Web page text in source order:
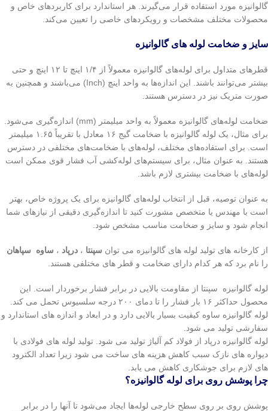
گالوانیزه مورد استفاده قرار می‌گیرند. هر استاندارد برای کاربردهای خاص و
محصولات مختلف مشخصات و رویکردهای خاصی را تعیین می‌کند.
سایز و ضخامت لوله های گالوانیزه
قطرهای متداول برای لوله‌های گالوانیزه معمولاً از ۱/۴ اینچ تا ۱۲ اینچ و حتی
بیشتر می‌توانند باشند. این اندازه‌ها به واحد اینچ (Inch) می‌باشند و همچنین به
صورت متریک نیز در دسترس هستند.
ضخامت لوله‌های گالوانیزه معمولاً به واحد میلیمتر (mm) اندازه‌گیری می‌شود.
برای مثال، یک لوله گالوانیزه با ضخامت گیج ۱۶ معادل با تقریباً ۱.۶۵ میلیمتر
است. برای استفاده‌های مختلف، لوله‌های با ضخامت‌های مختلفی در دسترس
هستند. به عنوان مثال، برای سیستم‌های لوله‌کشی آب فشار قوی ممکن است
لوله‌های با ضخامت بیشتری لازم باشد.
به عنوان توصیه، قبل از انتخاب لوله‌های گالوانیزه برای یک پروژه خاص، بهتر
است با مهندس یا متخصص مشورت کنید تا اندازه‌گیری دقیقی از نیازهای شما
انجام شود و سایز و ضخامت مناسب مشخص شود.
از کارخانه های تولید لوله های گالوانیزه می توان سپنتا ، درپاد ، ساوه
سپاهان
را نام برد که هر کدام دارای ضخامت و قطر های مختلفی هستند.
لوله گالوانیزه سپنتا از مقاومت بالایی در برابر فشار برخوردار است. این
محصول حداکثر ۱۶ بار فشار را تا دمای ۲۰۰ درجه سلسیوس تحمل می کند.
لوله گالوانیزه ساوه کیفیت بسیار بالایی دارد و در ابعاد و اندازه های استاندارد و
سفارشی تولید می شود.
لوله گالوانیزه درپاد از فولاد کم‌ ‎آلیاژ تولید می شود. تولید لوله های فولادی با
دیواره های نازک سبب کاهش هزینه های ساخت می شود زیرا تعداد الکترود
های لازم برای جوشکاری کاهش می یابد.
چرا پوشش روی برای لوله گالوانیزه؟
پوشش روی بر روی سطح خارجی لوله‌ها ایجاد می‌شود تا آنها را در برابر